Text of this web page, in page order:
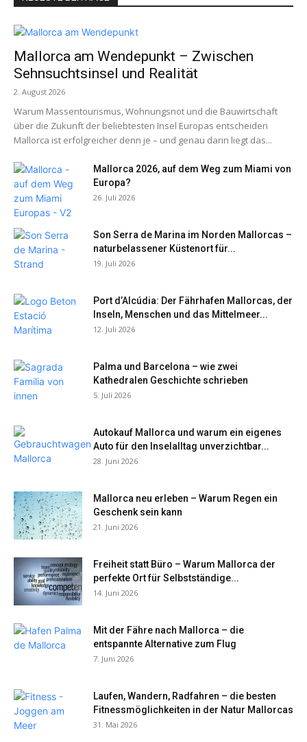
Mallorca am Wendepunkt – Zwischen
Sehnsuchtsinsel und Realität
2. August 2026
Warum Massentourismus, Wohnungsnot und die Bauwirtschaft
über die Zukunft der beliebtesten Insel Europas entscheiden
Mallorca ist erfolgreicher denn je – und genau darin liegt das...
Mallorca 2026, auf dem Weg zum Miami von
Europa?
26. Juli 2026
Son Serra de Marina im Norden Mallorcas –
naturbelassener Küstenort für...
19. Juli 2026
Port d’Alcúdia: Der Fährhafen Mallorcas, der
Inseln, Menschen und das Mittelmeer...
12. Juli 2026
Palma und Barcelona – wie zwei
Kathedralen Geschichte schrieben
5. Juli 2026
Autokauf Mallorca und warum ein eigenes
Auto für den Inselalltag unverzichtbar...
28. Juni 2026
Mallorca neu erleben – Warum Regen ein
Geschenk sein kann
21. Juni 2026
Freiheit statt Büro – Warum Mallorca der
perfekte Ort für Selbstständige...
14. Juni 2026
Mit der Fähre nach Mallorca – die
entspannte Alternative zum Flug
7. Juni 2026
Laufen, Wandern, Radfahren – die besten
Fitnessmöglichkeiten in der Natur Mallorcas
31. Mai 2026